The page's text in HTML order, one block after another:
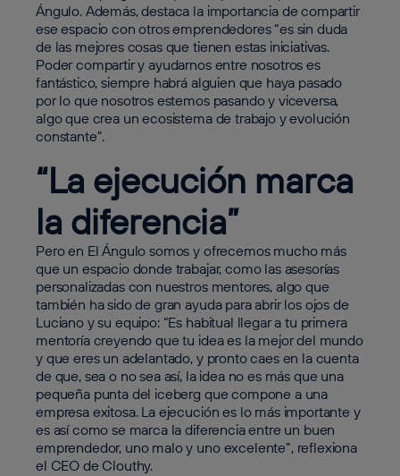
Ángulo. Además, destaca la importancia de compartir
ese espacio con otros emprendedores “es sin duda
de las mejores cosas que tienen estas iniciativas.
Poder compartir y ayudarnos entre nosotros es
fantástico, siempre habrá alguien que haya pasado
por lo que nosotros estemos pasando y viceversa,
algo que crea un ecosistema de trabajo y evolución
constante”.
“La ejecución marca
la diferencia”
Pero en El Ángulo somos y ofrecemos mucho más
que un espacio donde trabajar, como las asesorías
personalizadas con nuestros mentores, algo que
también ha sido de gran ayuda para abrir los ojos de
Luciano y su equipo: “Es habitual llegar a tu primera
mentoría creyendo que tu idea es la mejor del mundo
y que eres un adelantado, y pronto caes en la cuenta
de que, sea o no sea así, la idea no es más que una
pequeña punta del iceberg que compone a una
empresa exitosa. La ejecución es lo más importante y
es así como se marca la diferencia entre un buen
emprendedor, uno malo y uno excelente”, reflexiona
el CEO de Clouthy.